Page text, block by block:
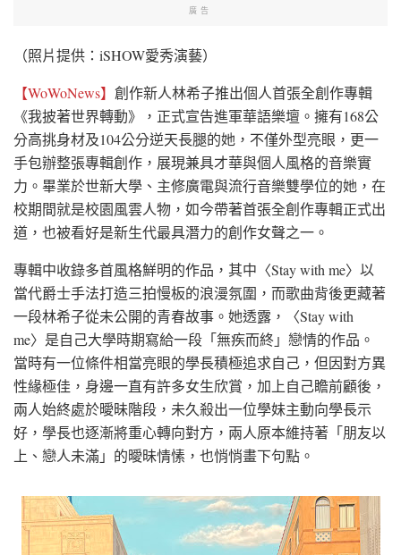
廣告
（照片提供：iSHOW愛秀演藝）
【WoWoNews】 創作新人林希子推出個人首張全創作專輯
《我披著世界轉動》，正式宣告進軍華語樂壇。擁有168公
分高挑身材及104公分逆天長腿的她，不僅外型亮眼，更一
手包辦整張專輯創作，展現兼具才華與個人風格的音樂實
力。畢業於世新大學、主修廣電與流行音樂雙學位的她，在
校期間就是校園風雲人物，如今帶著首張全創作專輯正式出
道，也被看好是新生代最具潛力的創作女聲之一。
專輯中收錄多首風格鮮明的作品，其中〈Stay with me〉以
當代爵士手法打造三拍慢板的浪漫氛圍，而歌曲背後更藏著
一段林希子從未公開的青春故事。她透露，〈Stay with
me〉是自己大學時期寫給一段「無疾而終」戀情的作品。
當時有一位條件相當亮眼的學長積極追求自己，但因對方異
性緣極佳，身邊一直有許多女生欣賞，加上自己瞻前顧後，
兩人始終處於曖昧階段，未久殺出一位學妹主動向學長示
好，學長也逐漸將重心轉向對方，兩人原本維持著「朋友以
上、戀人未滿」的曖昧情愫，也悄悄畫下句點。